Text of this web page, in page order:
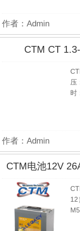
作者：Admin
CTM CT
压
时
作者：Admin
CTM电池12V
12